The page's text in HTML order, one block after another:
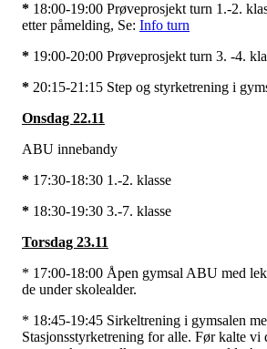
* 18:00-19:00 Prøveprosjekt turn 1.-2.
etter påmelding, Se: Info turn
* 19:00-20:00 Prøveprosjekt turn 3. -4.
* 20:15-21:15 Step og styrketrening i
Onsdag 22.11
ABU innebandy
* 17:30-18:30 1.-2. klasse
* 18:30-19:30 3.-7. klasse
Torsdag 23.11
* 17:00-18:00 Åpen gymsal ABU med
de under skolealder.
* 18:45-19:45 Sirkeltrening i gymsalen
Stasjonsstyrketrening for alle. Før kalte vi